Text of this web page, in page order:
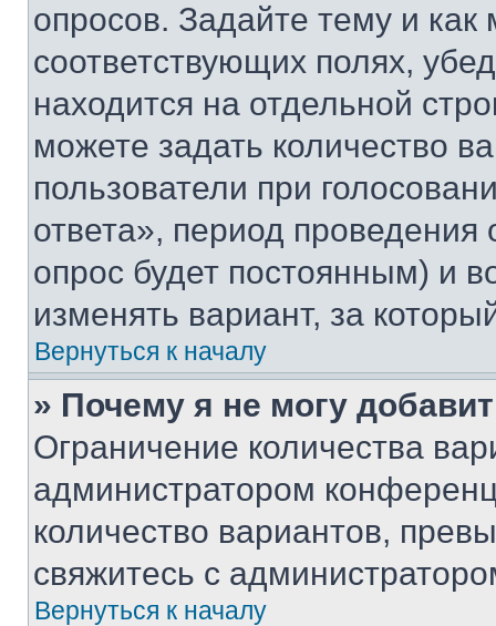
опросов. Задайте тему и
соответствующих полях,
находится на отдельной
можете задать количество
пользователи при
ответа», период проведения
опрос будет постоянным) и
изменять вариант, за
Вернуться к началу
» Почему я не могу
Ограничение количества
администратором
количество вариантов,
свяжитесь с
Вернуться к началу